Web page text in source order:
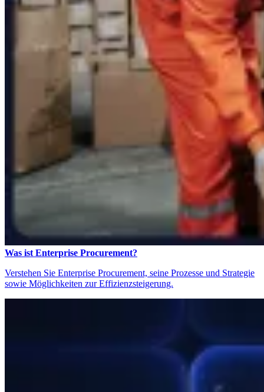
Was ist Enterprise Procurement?
Verstehen Sie Enterprise Procurement, seine Prozesse und Strategie
sowie Möglichkeiten zur Effizienzsteigerung.